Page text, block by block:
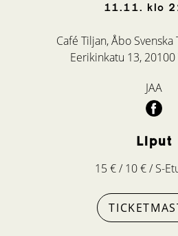
11.11. klo
Café Tiljan, Åbo Svenska
Eerikinkatu 13, 20100
JAA
Liput
15 € / 10 € / S-